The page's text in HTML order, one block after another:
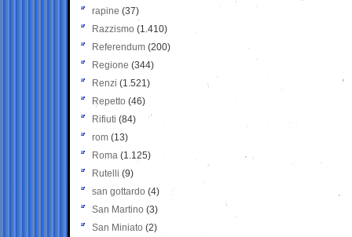
rapine (37)
Razzismo (1.410)
Referendum (200)
Regione (344)
Renzi (1.521)
Repetto (46)
Rifiuti (84)
rom (13)
Roma (1.125)
Rutelli (9)
san gottardo (4)
San Martino (3)
San Miniato (2)